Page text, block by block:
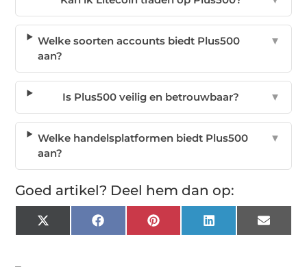
Welke soorten accounts biedt Plus500
aan?
▼
Is Plus500 veilig en betrouwbaar? ▼
Welke handelsplatformen biedt Plus500
aan?
▼
Goed artikel? Deel hem dan op:
X
(Twitter)
FacebookPinterest LinkedIn Email